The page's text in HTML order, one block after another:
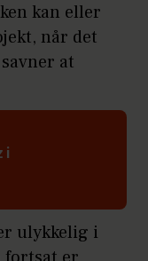
kan eller
når det
at
i
ulykkelig i